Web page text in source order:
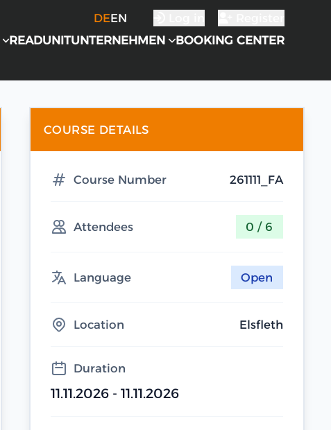
DEEN
READUNITUNTERNEHMEN BOOKING CENTER
COURSE DETAILS
Course Number 261111_FA
Attendees 0 / 6
Language Open
Location Elsfleth
Duration
11.11.2026 - 11.11.2026